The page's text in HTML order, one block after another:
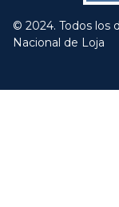
© 2024. Todos los
Nacional de Loja